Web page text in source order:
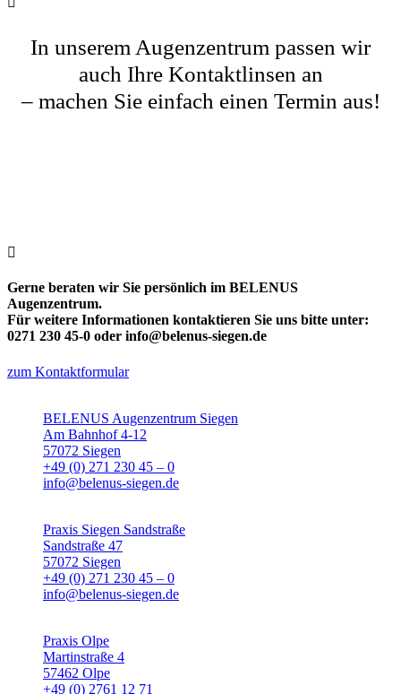
In unserem Augenzentrum passen wir
auch Ihre Kontaktlinsen an
– machen Sie einfach einen Termin aus!
Gerne beraten wir Sie persönlich im BELENUS
Augenzentrum.
Für weitere Informationen kontaktieren Sie uns bitte unter:
0271 230 45-0 oder info@belenus-siegen.de
zum Kontaktformular
BELENUS Augenzentrum Siegen
Am Bahnhof 4-12
57072 Siegen
+49 (0) 271 230 45 – 0
info@belenus-siegen.de
Praxis Siegen Sandstraße
Sandstraße 47
57072 Siegen
+49 (0) 271 230 45 – 0
info@belenus-siegen.de
Praxis Olpe
Martinstraße 4
57462 Olpe
+49 (0) 2761 12 71